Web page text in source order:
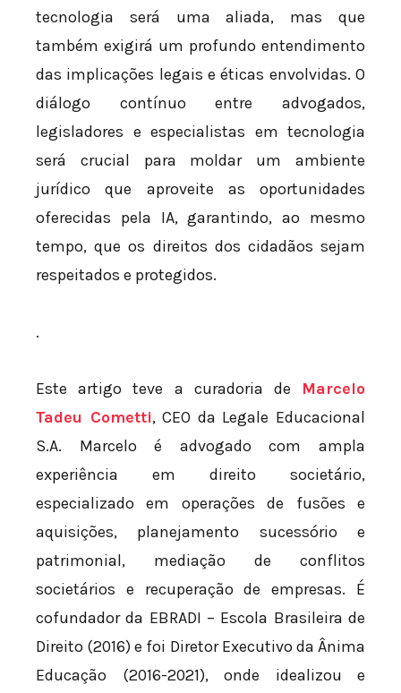
tecnologia será uma aliada, mas que
também exigirá um profundo entendimento
das implicações legais e éticas envolvidas. O
diálogo contínuo entre advogados,
legisladores e especialistas em tecnologia
será crucial para moldar um ambiente
jurídico que aproveite as oportunidades
oferecidas pela IA, garantindo, ao mesmo
tempo, que os direitos dos cidadãos sejam
respeitados e protegidos.
.
Este artigo teve a curadoria de Marcelo
Tadeu Cometti, CEO da Legale Educacional
S.A. Marcelo é advogado com ampla
experiência em direito societário,
especializado em operações de fusões e
aquisições, planejamento sucessório e
patrimonial, mediação de conflitos
societários e recuperação de empresas. É
cofundador da EBRADI – Escola Brasileira de
Direito (2016) e foi Diretor Executivo da Ânima
Educação (2016-2021), onde idealizou e